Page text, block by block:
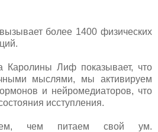
более 1400 физических
Каролины Лиф показывает, что
мыслями, мы активируем
и нейромедиаторов, что
исступления.
чем питаем свой ум.